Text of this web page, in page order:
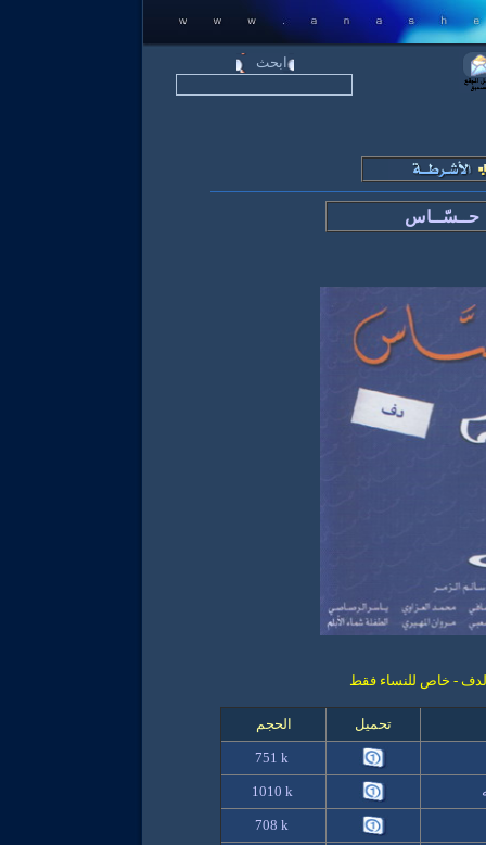
حــسّــاس
- خاص للنساء فقط
الحجم تحميل
751 k
1010 k
708 k